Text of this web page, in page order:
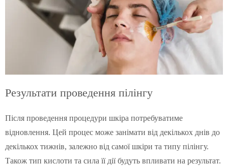
Результати проведення пілінгу
Після проведення процедури шкіра потребуватиме
відновлення. Цей процес може занімати від декількох днів до
декількох тижнів, залежно від самої шкіри та типу пілінгу.
Також тип кислоти та сила її дії будуть впливати на результат.